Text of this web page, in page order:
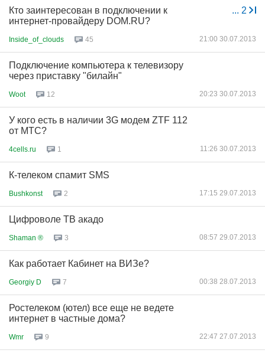
... 2
Кто заинтересован в подключении к
интернет-провайдеру DOM.RU?
Inside_of_clouds 45 21:00 30.07.2013
Подключение компьютера к телевизору
через приставку "билайн"
Woot 12 20:23 30.07.2013
У кого есть в наличии 3G модем ZTF 112
от МТС?
4cells.ru 1 11:26 30.07.2013
К-телеком спамит SMS
Bushkonst 2 17:15 29.07.2013
Цифроволе ТВ акадо
Shaman ® 3 08:57 29.07.2013
Как работает Кабинет на ВИЗе?
Georgiy D 7 00:38 28.07.2013
Ростелеком (ютел) все еще не ведете
интернет в частные дома?
Wmr 9 22:47 27.07.2013